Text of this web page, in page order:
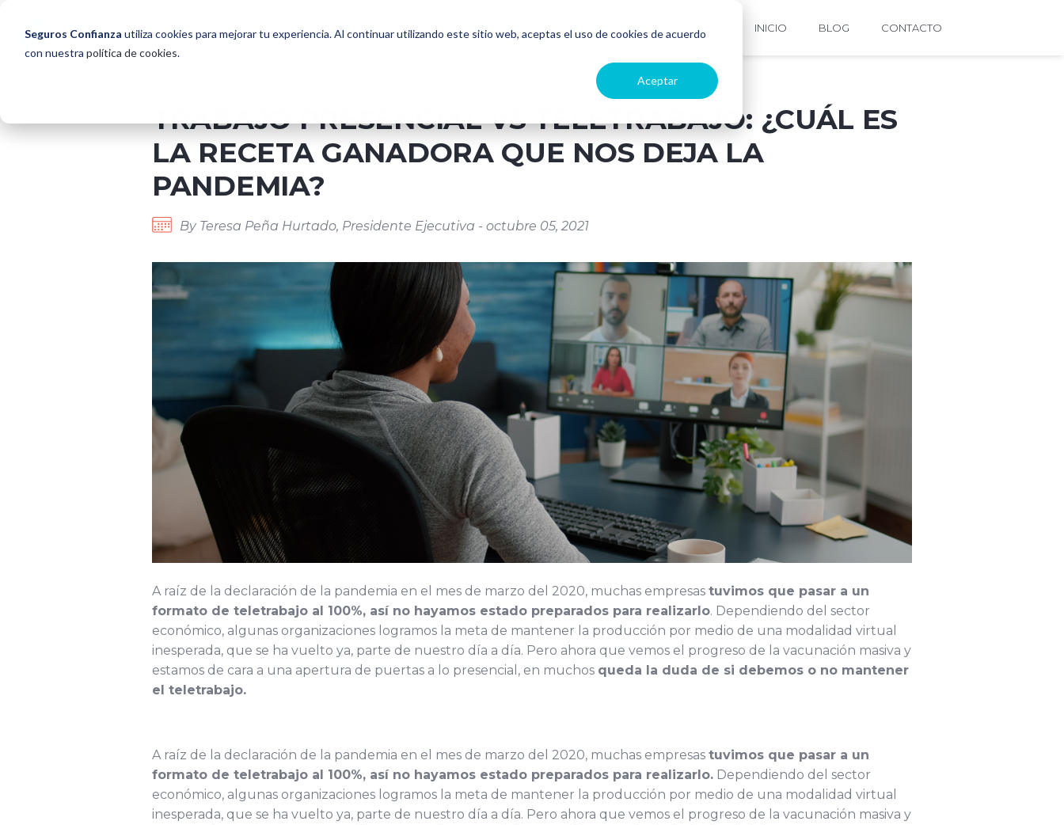
Seguros Confianza utiliza cookies para mejorar tu experiencia. Al continuar utilizando este sitio web, aceptas el uso de cookies de acuerdo
con nuestra política de cookies.
Aceptar
INICIO BLOG CONTACTO
TRABAJO PRESENCIAL VS TELETRABAJO: ¿CUÁL ES
LA RECETA GANADORA QUE NOS DEJA LA
PANDEMIA?
By Teresa Peña Hurtado, Presidente Ejecutiva - octubre 05, 2021
A raíz de la declaración de la pandemia en el mes de marzo del 2020, muchas empresas tuvimos que pasar a un
formato de teletrabajo al 100%, así no hayamos estado preparados para realizarlo. Dependiendo del sector
económico, algunas organizaciones logramos la meta de mantener la producción por medio de una modalidad virtual
inesperada, que se ha vuelto ya, parte de nuestro día a día. Pero ahora que vemos el progreso de la vacunación masiva y
estamos de cara a una apertura de puertas a lo presencial, en muchos queda la duda de si debemos o no mantener
el teletrabajo.
A raíz de la declaración de la pandemia en el mes de marzo del 2020, muchas empresas tuvimos que pasar a un
formato de teletrabajo al 100%, así no hayamos estado preparados para realizarlo. Dependiendo del sector
económico, algunas organizaciones logramos la meta de mantener la producción por medio de una modalidad virtual
inesperada, que se ha vuelto ya, parte de nuestro día a día. Pero ahora que vemos el progreso de la vacunación masiva y